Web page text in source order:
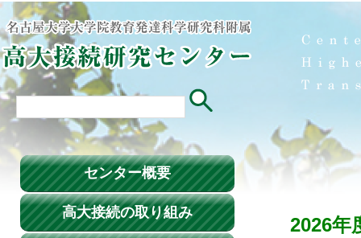
センター概要
高大接続の取り組み
2026年